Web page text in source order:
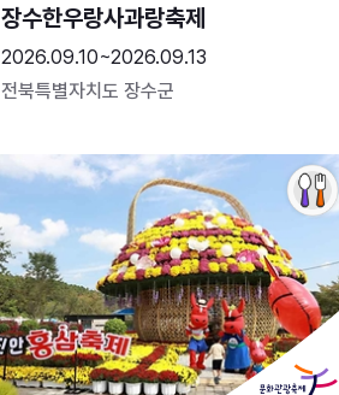
장수한우랑사과랑축제
2026.09.10~2026.09.13
전북특별자치도 장수군